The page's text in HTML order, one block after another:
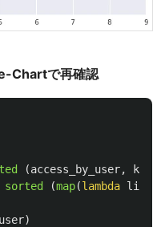
Chartで再確認
(access_by_user, key
sorted (map(lambda line
)